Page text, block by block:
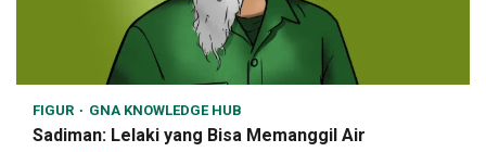
FIGUR GNA KNOWLEDGE HUB
Sadiman: Lelaki yang Bisa Memanggil Air